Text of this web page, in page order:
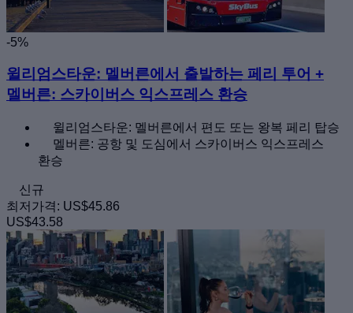
-5%
윌리엄스타운: 멜버른에서 출발하는 페리 투어 +
멜버른: 스카이버스 익스프레스 환승
윌리엄스타운: 멜버른에서 편도 또는 왕복 페리 탑승
멜버른: 공항 및 도심에서 스카이버스 익스프레스
환승
신규
최저가격: US$45.86
US$43.58